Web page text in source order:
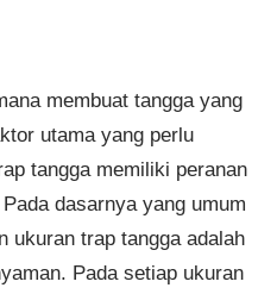
membuat tangga yang
utama yang perlu
tangga memiliki peranan
dasarnya yang umum
ukuran trap tangga adalah
Pada setiap ukuran